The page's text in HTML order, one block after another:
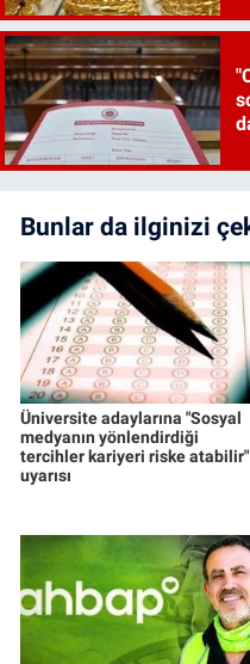
Bunlar da ilginizi
Üniversite adaylarına "Sosyal
medyanın yönlendirdiği
tercihler kariyeri riske atabilir"
uyarısı